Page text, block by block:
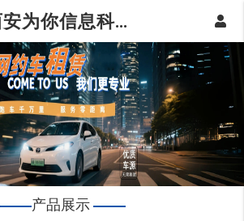
西安为你信息科技有限公司|红旗系列
产品展示